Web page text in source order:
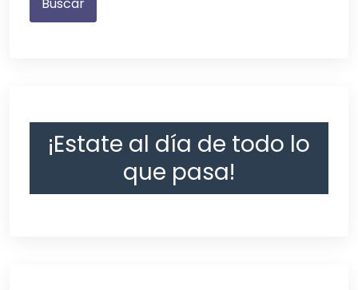
¡Estate al día de todo lo
que pasa!